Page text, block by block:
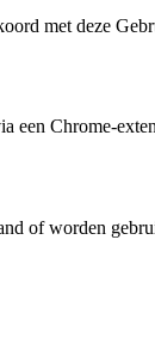
met deze
een Chrome-
of worden